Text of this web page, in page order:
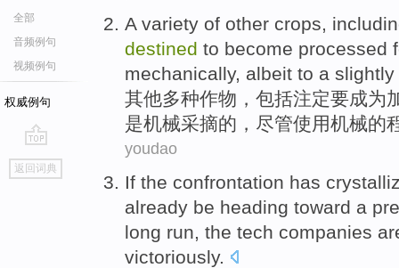
全部
音频例句
视频例句
权威例句
go
top
返回词典
A variety of other crops,
destined to become processed
mechanically, albeit to a
其他多种作物 ， 包括注定要成为
是机械采摘的， 尽管使用机械的
youdao
If the confrontation has
already be heading toward a
long run, the tech companies
victoriously.